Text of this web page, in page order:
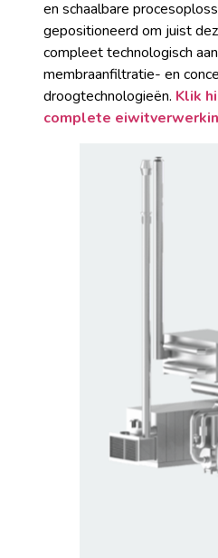
en schaalbare
gepositioneerd om juist
compleet technologisch
membraanfiltratie- en
droogtechnologieën. Klik
complete